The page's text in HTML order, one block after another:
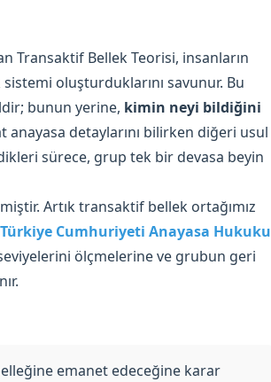
Transaktif Bellek Teorisi, insanların
oluşturduklarını savunur. Bu
bunun yerine, kimin neyi bildiğini
detaylarını bilirken diğeri usul
sürece, grup tek bir devasa beyin
Artık transaktif bellek ortağımız
Türkiye Cumhuriyeti Anayasa Hukuku
ölçmelerine ve grubun geri
emanet edeceğine karar